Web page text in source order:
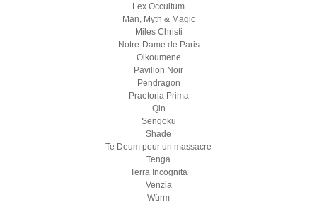
Lex Occultum
Man, Myth & Magic
Miles Christi
Notre-Dame de Paris
Oikoumene
Pavillon Noir
Pendragon
Praetoria Prima
Qin
Sengoku
Shade
Te Deum pour un massacre
Tenga
Terra Incognita
Venzia
Würm